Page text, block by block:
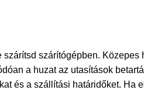
szárítsd szárítógépben. Közepes
a huzat az utasítások
és a szállítási határidőket. Ha